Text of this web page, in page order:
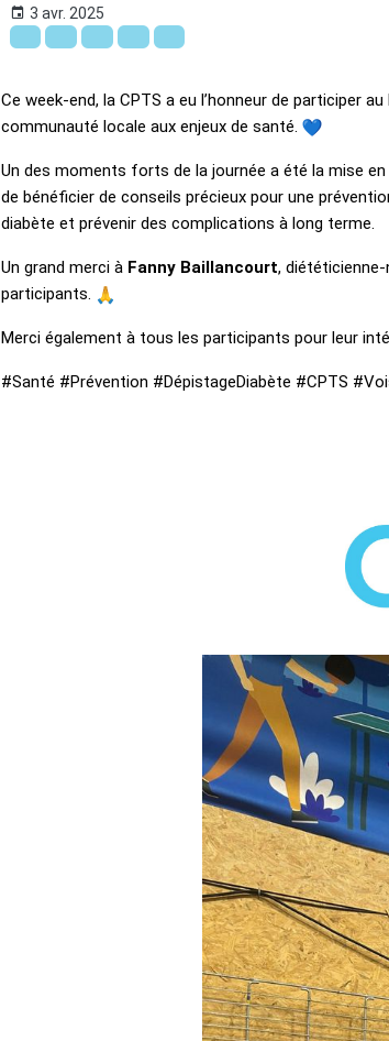
3 avr. 2025
Ce week-end, la CPTS a eu l’honneur de participer
communauté locale aux enjeux de santé.
Un des moments forts de la journée a été la mise
de bénéficier de conseils précieux pour une
diabète et prévenir des complications à long terme.
Un grand merci à Fanny Baillancourt,
participants.
Merci également à tous les participants pour leur
#Santé #Prévention #DépistageDiabète #CPTS